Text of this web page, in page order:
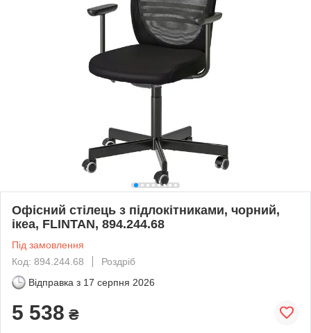
Офісний стілець з підлокітниками, чорний,
ікеа, FLINTAN, 894.244.68
Під замовлення
Код: 894.244.68
Роздріб
Відправка з 17 серпня 2026
5 538 ₴